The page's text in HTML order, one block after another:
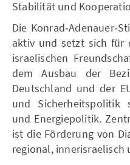
Stabilität und
Die
aktiv und setzt sich für
israelischen
dem Ausbau der
Deutschland und der
und Sicherheitspolitik
und Energiepolitik.
ist die Förderung von
regional, innerisraelisch